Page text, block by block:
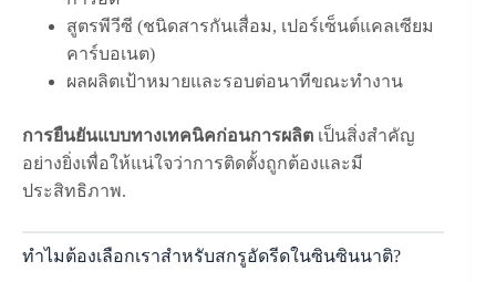
สูตรพีวีซี (ชนิดสารกันเสื่อม, เปอร์เซ็นต์แคลเซียม
คาร์บอเนต)
ผลผลิตเป้าหมายและรอบต่อนาทีขณะทำงาน
การยืนยันแบบทางเทคนิคก่อนการผลิต เป็นสิ่งสำคัญ
อย่างยิ่งเพื่อให้แน่ใจว่าการติดตั้งถูกต้องและมี
ประสิทธิภาพ.
ทำไมต้องเลือกเราสำหรับสกรูอัดรีดในซินซินนาติ?